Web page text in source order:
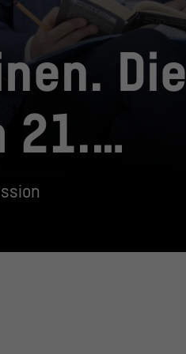
Die
21.